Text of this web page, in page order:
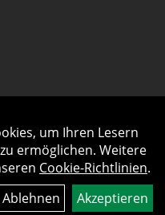
um Ihren Lesern
ermöglichen. Weitere
Cookie-Richtlinien.
Ablehnen Akzeptieren
Auftrag widerrufen